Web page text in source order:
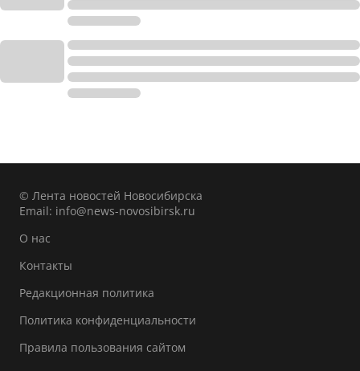
© Лента новостей Новосибирска
Email: info@news-novosibirsk.ru
О нас
Контакты
Редакционная политика
Политика конфиденциальности
Правила пользования сайтом